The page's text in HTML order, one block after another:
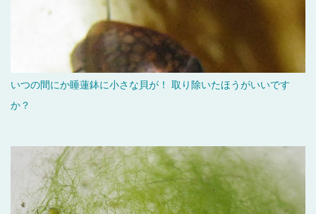
いつの間にか睡蓮鉢に小さな貝が！ 取り除いたほうがいいです
か？